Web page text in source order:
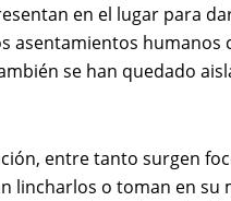
en el lugar para
asentamientos
se han quedado
entre tanto surgen
lincharlos o toman en